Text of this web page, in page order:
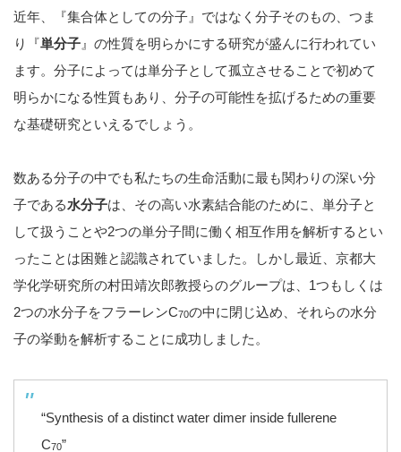
近年、『集合体としての分子』ではなく分子そのもの、つま
り『単分子 』の性質を明らかにする研究が盛んに行われてい
ます。分子によっては単分子として孤立させることで初めて
明らかになる性質もあり、分子の可能性を拡げるための重要
な基礎研究といえるでしょう。
数ある分子の中でも私たちの生命活動に最も関わりの深い分
子である水分子は、その高い水素結合能のために、単分子と
して扱うことや2つの単分子間に働く相互作用を解析するとい
ったことは困難と認識されていました。しかし最近、京都大
学化学研究所の村田靖次郎教授らのグループは、1つもしくは
2つの水分子をフラーレンC70の中に閉じ込め、それらの水分
子の挙動を解析することに成功しました。
“Synthesis of a distinct water dimer inside fullerene
C70”